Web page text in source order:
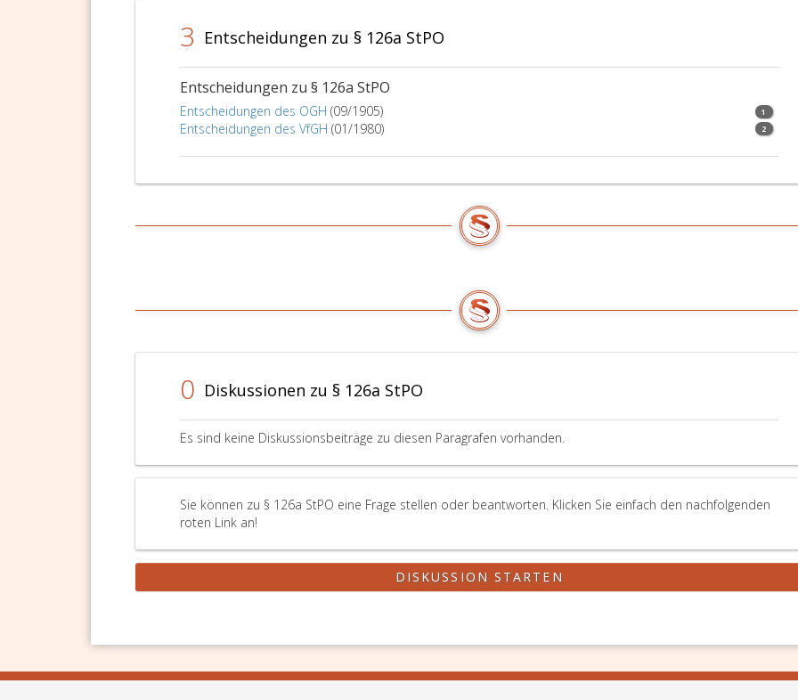
3 Entscheidungen zu § 126a StPO
Entscheidungen zu § 126a StPO
Entscheidungen des OGH (09/1905) 1
Entscheidungen des VfGH (01/1980) 2
0 Diskussionen zu § 126a StPO
Es sind keine Diskussionsbeiträge zu diesen Paragrafen vorhanden.
Sie können zu § 126a StPO eine Frage stellen oder beantworten. Klicken Sie einfach den nachfolgenden
roten Link an!
DISKUSSION STARTEN